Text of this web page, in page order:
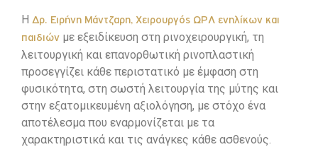
Η Δρ. Ειρήνη Μάντζαρη, Χειρουργός ΩΡΛ ενηλίκων και
παιδιών με εξειδίκευση στη ρινοχειρουργική, τη
λειτουργική και επανορθωτική ρινοπλαστική
προσεγγίζει κάθε περιστατικό με έμφαση στη
φυσικότητα, στη σωστή λειτουργία της μύτης και
στην εξατομικευμένη αξιολόγηση, με στόχο ένα
αποτέλεσμα που εναρμονίζεται με τα
χαρακτηριστικά και τις ανάγκες κάθε ασθενούς.